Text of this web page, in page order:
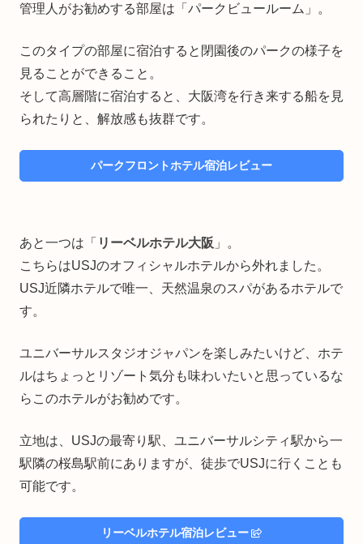
管理人がお勧めする部屋は「パークビュールーム」。
このタイプの部屋に宿泊すると閉園後のパークの様子を
見ることができること。
そして高層階に宿泊すると、大阪湾を行き来する船を見
られたりと、解放感も抜群です。
パークフロントホテル宿泊レビュー
あと一つは「 リーベルホテル大阪 」。
こちらはUSJのオフィシャルホテルから外れました。
USJ近隣ホテルで唯一、天然温泉のスパがあるホテルで
す。
ユニバーサルスタジオジャパンを楽しみたいけど、ホテ
ルはちょっとリゾート気分も味わいたいと思っているな
らこのホテルがお勧めです。
立地は、USJの最寄り駅、ユニバーサルシティ駅から一
駅隣の桜島駅前にありますが、徒歩でUSJに行くことも
可能です。
リーベルホテル宿泊レビュー